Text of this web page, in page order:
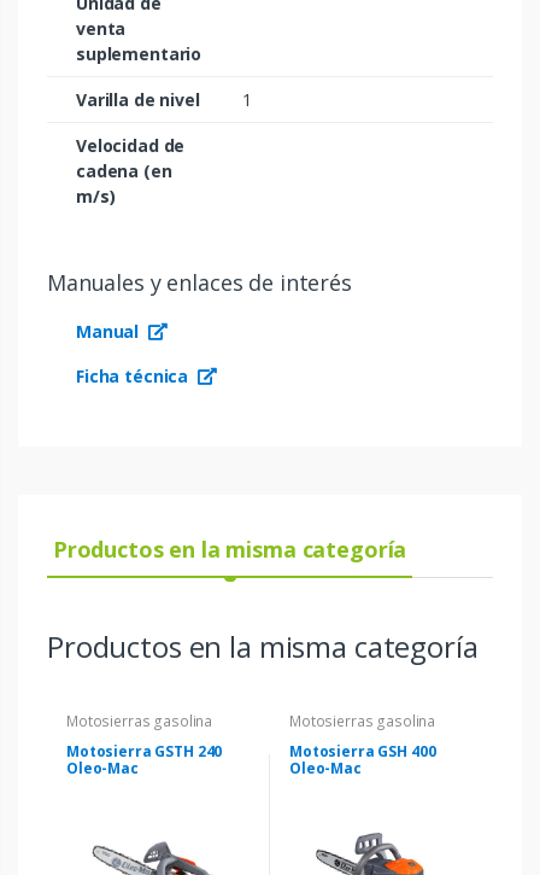
venta
suplementario
Varilla de nivel
1
Velocidad de
cadena (en
m/s)
Manuales y enlaces de interés
Manual
Ficha técnica
Productos en la misma categoría
Productos en la misma categoría
Motosierras gasolina
Motosierra GSTH 240
Oleo-Mac
Motosierras gasolina
Motosierra GSH 400
Oleo-Mac